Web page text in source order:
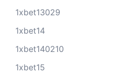
1xbet13029
1xbet14
1xbet140210
1xbet15